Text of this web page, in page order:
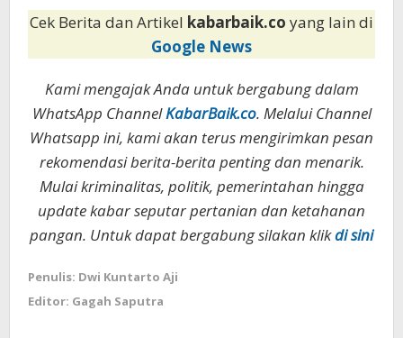
Cek Berita dan Artikel kabarbaik.co yang lain di
Google News
Kami mengajak Anda untuk bergabung dalam
WhatsApp ChannelKabarBaik.co. Melalui Channel
Whatsapp ini, kami akan terus mengirimkan pesan
rekomendasi berita-berita penting dan menarik.
Mulai kriminalitas, politik, pemerintahan hingga
update kabar seputar pertanian dan ketahanan
pangan. Untuk dapat bergabung silakan klikdi sini
Penulis: Dwi Kuntarto Aji
Editor: Gagah Saputra